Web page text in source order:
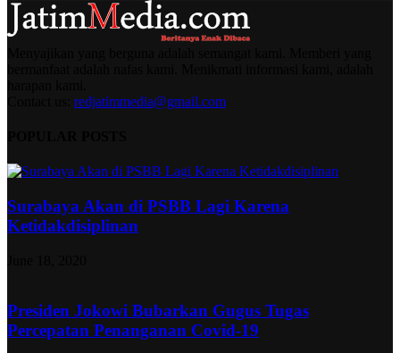
redjatimmedia@gmail.com
Surabaya Akan di PSBB Lagi Karena
Ketidakdisiplinan
Presiden Jokowi Bubarkan Gugus Tugas
Percepatan Penanganan Covid-19